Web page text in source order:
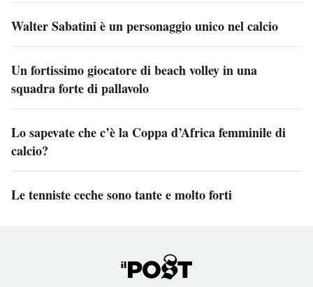
Walter Sabatini è un personaggio unico nel calcio
Un fortissimo giocatore di beach volley in una
squadra forte di pallavolo
Lo sapevate che c’è la Coppa d’Africa femminile di
calcio?
Le tenniste ceche sono tante e molto forti